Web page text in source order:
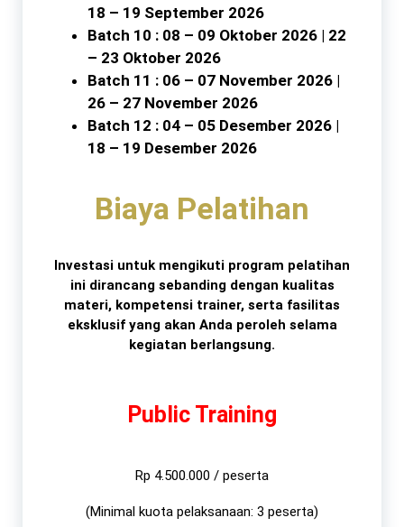
18 – 19 September 2026
Batch 10 : 08 – 09 Oktober 2026 | 22
– 23 Oktober 2026
Batch 11 : 06 – 07 November 2026 |
26 – 27 November 2026
Batch 12 : 04 – 05 Desember 2026 |
18 – 19 Desember 2026
Biaya Pelatihan
Investasi untuk mengikuti program pelatihan
ini dirancang sebanding dengan kualitas
materi, kompetensi trainer, serta fasilitas
eksklusif yang akan Anda peroleh selama
kegiatan berlangsung.
Public Training
Rp 4.500.000 / peserta
(Minimal kuota pelaksanaan: 3 peserta)